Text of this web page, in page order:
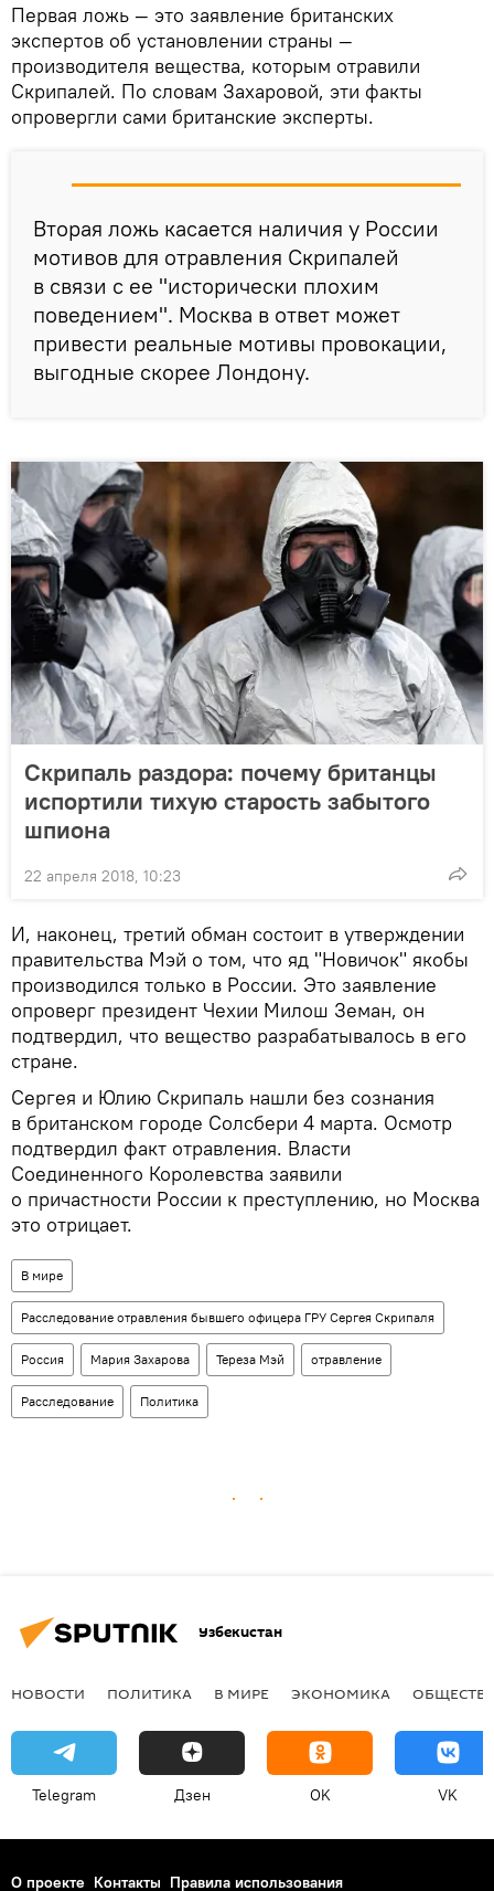
Первая ложь — это заявление британских
экспертов об установлении страны —
производителя вещества, которым отравили
Скрипалей. По словам Захаровой, эти факты
опровергли сами британские эксперты.
Вторая ложь касается наличия у России
мотивов для отравления Скрипалей
в связи с ее "исторически плохим
поведением". Москва в ответ может
привести реальные мотивы провокации,
выгодные скорее Лондону.
Скрипаль раздора: почему британцы
испортили тихую старость забытого
шпиона
22 апреля 2018, 10:23
И, наконец, третий обман состоит в утверждении
правительства Мэй о том, что яд "Новичок" якобы
производился только в России. Это заявление
опроверг президент Чехии Милош Земан, он
подтвердил, что вещество разрабатывалось в его
стране.
Сергея и Юлию Скрипаль нашли без сознания
в британском городе Солсбери 4 марта. Осмотр
подтвердил факт отравления. Власти
Соединенного Королевства заявили
о причастности России к преступлению, но Москва
это отрицает.
В мире
Расследование отравления бывшего офицера ГРУ Сергея Скрипаля
Россия Мария Захарова Тереза Мэй отравление
Расследование Политика
Узбекистан
НОВОСТИ ПОЛИТИКА В МИРЕ ЭКОНОМИКА
Telegram Дзен OK VK
О проекте Контакты Правила использования